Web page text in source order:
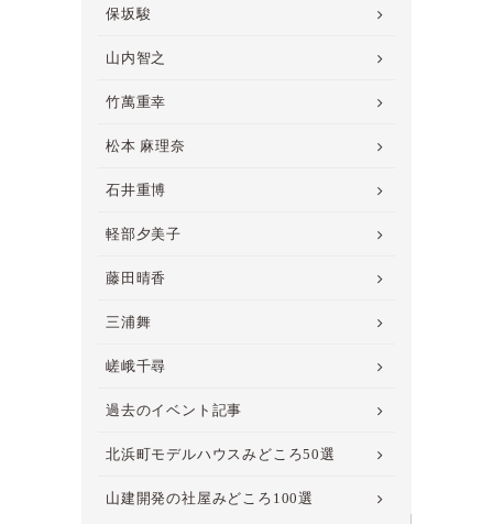
保坂駿
山内智之
竹萬重幸
松本 麻理奈
石井重博
軽部夕美子
藤田晴香
三浦舞
嵯峨千尋
過去のイベント記事
北浜町モデルハウスみどころ50選
山建開発の社屋みどころ100選